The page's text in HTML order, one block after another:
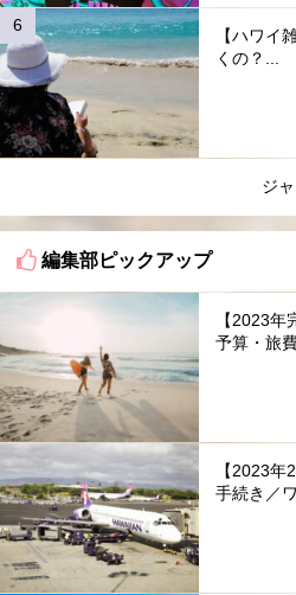
【ハワイ
くの？...
ジ
編集部ピックアップ
【2023年
予算・旅
【2023
手続き／